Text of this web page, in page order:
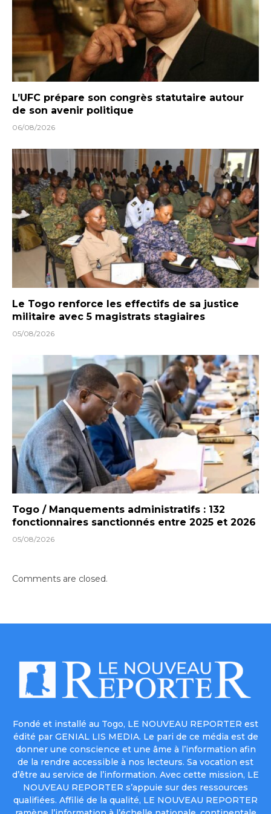
L’UFC prépare son congrès statutaire autour
de son avenir politique
06/08/2026
Le Togo renforce les effectifs de sa justice
militaire avec 5 magistrats stagiaires
05/08/2026
Togo / Manquements administratifs : 132
fonctionnaires sanctionnés entre 2025 et 2026
05/08/2026
Comments are closed.
Fondé et installé au Togo, LE NOUVEAU REPORTER est
édité par GENIAL LIS MEDIA. Le pari de ce média est de
donner une conscience et une âme à l’information afin
de la rendre accessible à nos lecteurs. Sa vocation est
d’être au service de l’information. Avec cette mission, LE
NOUVEAU REPORTER s’appuie sur des ressources
qualifiées. Affilié de la qualité, LE NOUVEAU REPORTER